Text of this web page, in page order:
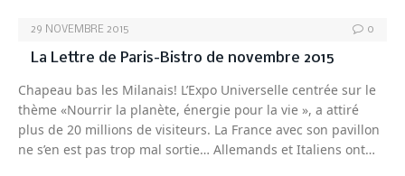
29 NOVEMBRE 2015 0
La Lettre de Paris-Bistro de novembre 2015
Chapeau bas les Milanais! L’Expo Universelle centrée sur le
thème «Nourrir la planète, énergie pour la vie », a attiré
plus de 20 millions de visiteurs. La France avec son pavillon
ne s’en est pas trop mal sortie… Allemands et Italiens ont…